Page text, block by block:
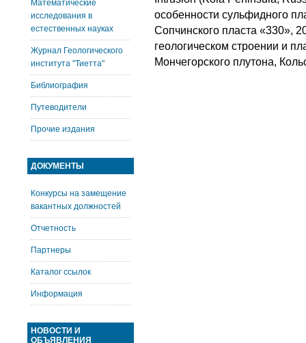
особенности сульфидного
Сопчинского пласта «330»,
геологическом строении и
Мончегорского плутона,
Математические
исследования в
естественных науках
Журнал Геологического
института "Тиетта"
Библиография
Путеводители
Прочие издания
ДОКУМЕНТЫ
Конкурсы на замещение
вакантных должностей
Отчетность
Партнеры
Каталог ссылок
Информация
НОВОСТИ И
ОБЪЯВЛЕНИЯ